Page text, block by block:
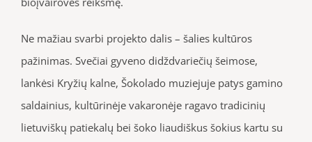
Ne mažiau svarbi projekto dalis – šalies kultūros
pažinimas. Svečiai gyveno didždvariečių šeimose,
lankėsi Kryžių kalne, Šokolado muziejuje patys gamino
saldainius, kultūrinėje vakaronėje ragavo tradicinių
lietuviškų patiekalų bei šoko liaudiškus šokius kartu su